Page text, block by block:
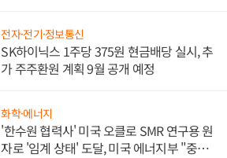
전자·전기·정보통신
SK하이닉스 1주당 375원 현금배당 실시, 추
가 주주환원 계획 9월 공개 예정
화학·에너지
'한수원 협력사' 미국 오클로 SMR 연구용 원
자로 '임계 상태' 도달, 미국 에너지부 "중요